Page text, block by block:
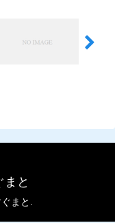
と
まと.